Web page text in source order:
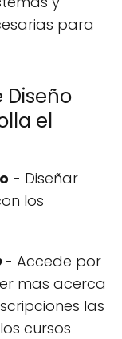
para
el
- Diseñar
los
- Accede por
mas acerca
las
cursos